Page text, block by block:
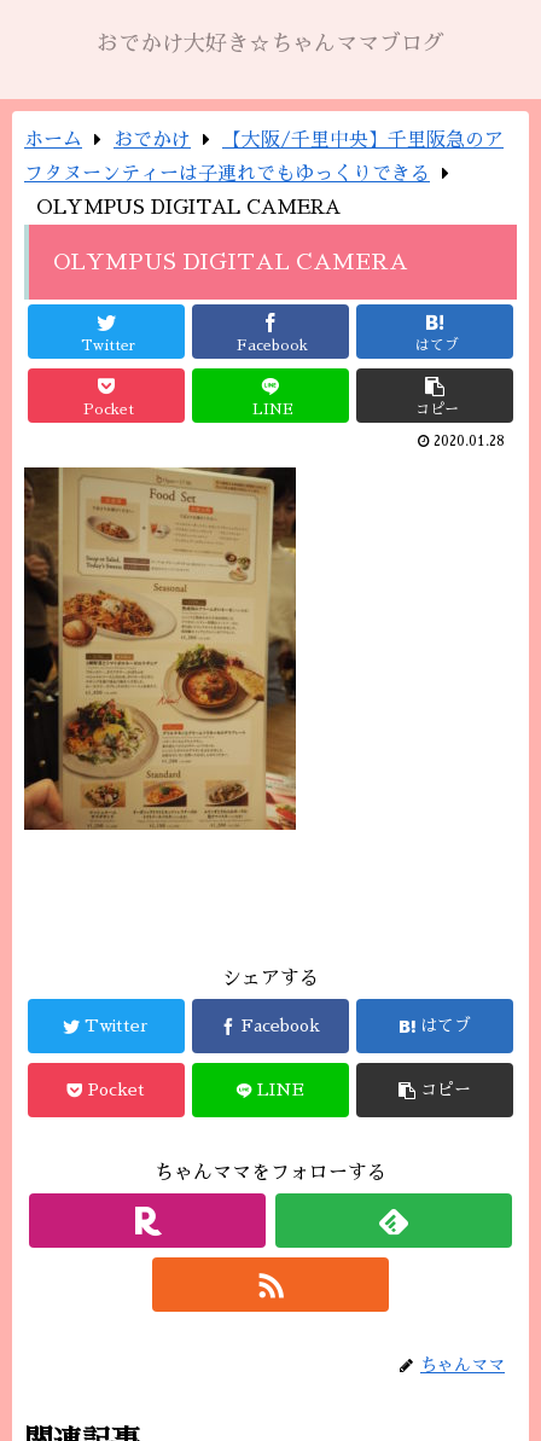
おでかけ大好き☆ちゃんママブログ
ホーム おでかけ
【大阪/千里中央】千里阪急のア
フタヌーンティーは子連れでもゆっくりできる
OLYMPUS DIGITAL CAMERA
OLYMPUS DIGITAL CAMERA
Twitter Facebook はてブ
Pocket LINE コピー
2020.01.28
シェアする
Twitter Facebook はてブ
Pocket LINE コピー
ちゃんママをフォローする
ちゃんママ